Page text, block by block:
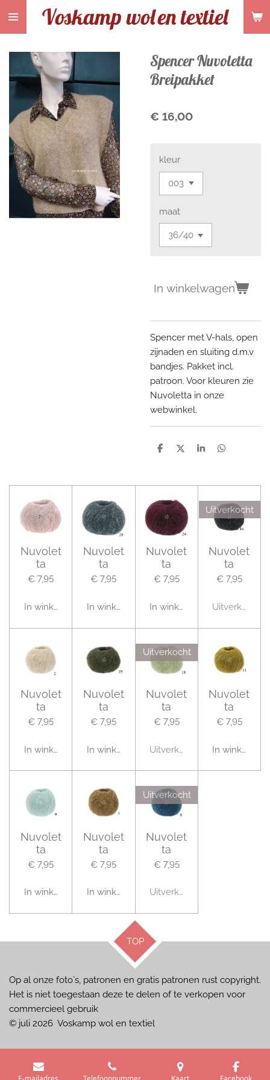
Ga
hoofdinhoud
Voskamp wolen textiel
Spencer Nuvoletta
Breipakket
€ 16,00
kleur
maat
In winkelwagen
Spencer met V-hals, open
zijnaden en sluiting d.m.v
bandjes. Pakket incl.
patroon. Voor kleuren zie
Nuvoletta in onze
webwinkel.
D
n
D
S
e
D
n
Nuvolet
ta
€ 7,95
In winkelwagen
Nuvolet
ta
€ 7,95
In winkelwagen
Nuvolet
ta
€ 7,95
In winkelwagen
Uitverkocht
Nuvolet
ta
€ 7,95
Uitverkocht
Nuvolet
ta
€ 7,95
In winkelwagen
Nuvolet
ta
€ 7,95
In winkelwagen
Uitverkocht
Nuvolet
ta
€ 7,95
Uitverkocht
Nuvolet
ta
€ 7,95
In
Nuvolet
ta
€ 7,95
In winkelwagen
Nuvolet
ta
€ 7,95
In winkelwagen
Uitverkocht
Nuvolet
ta
€ 7,95
Uitverkocht
TOP
Op al onze foto`s, patronen en gratis patronen rust copyright.
Het is niet toegestaan deze te delen of te verkopen voor
commercieel gebruik
© juli 2026 Voskamp wol en textiel